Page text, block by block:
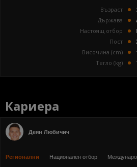
Възраст
Държава
Настоящ отбор
Пост
Височина (cm)
Тегло (kg)
Кариера
Деян Любичич
Регионални Национален отбор